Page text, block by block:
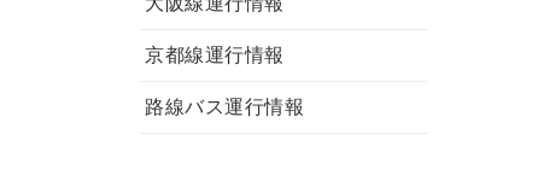
京都線運行情報
路線バス運行情報